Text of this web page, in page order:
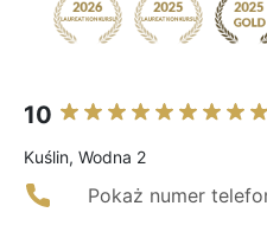
10
Kuślin, Wodna 2
Pokaż numer